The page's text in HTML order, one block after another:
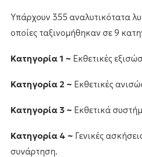
Υπάρχουν 355 αναλυτικότατα
οποίες ταξινομήθηκαν σε 9
Κατηγορία 1 ~ Εκθετικές
Κατηγορία 2 ~ Εκθετικές
Κατηγορία 3 ~ Εκθετικά
Κατηγορία 4 ~ Γενικές
συνάρτηση.